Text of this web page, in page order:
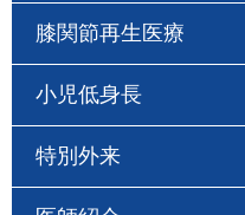
膝関節再生医療
小児低身長
特別外来